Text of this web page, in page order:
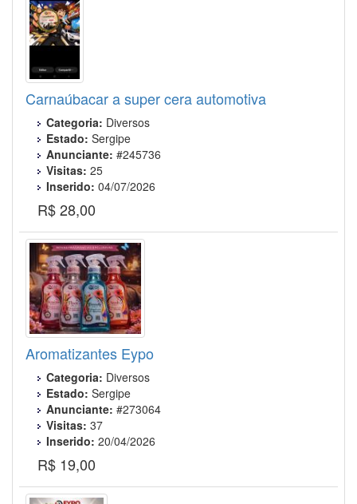
Carnaúbacar a super cera automotiva
Categoria: Diversos
Estado: Sergipe
Anunciante: #245736
Visitas: 25
Inserido: 04/07/2026
R$ 28,00
Aromatizantes Eypo
Categoria: Diversos
Estado: Sergipe
Anunciante: #273064
Visitas: 37
Inserido: 20/04/2026
R$ 19,00